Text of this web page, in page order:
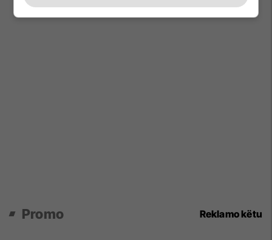
Promo Reklamo këtu